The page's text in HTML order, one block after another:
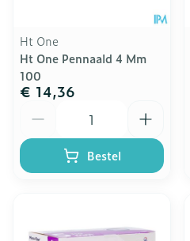
Ht One
Ht One Pennaald 4 Mm
100
€ 14,36
Bestel